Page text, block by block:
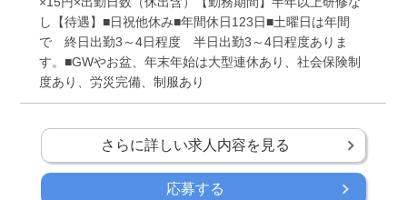
し【待遇】■日祝他休み■年間休日123日■土曜日は年間
で 終日出勤3～4日程度 半日出勤3～4日程度ありま
す。■GWやお盆、年末年始は大型連休あり、社会保険制
度あり、労災完備、制服あり
さらに詳しい求人内容を見る
応募する